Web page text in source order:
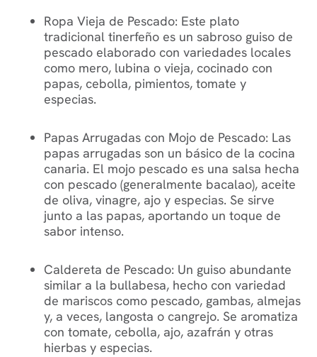
Ropa Vieja de Pescado: Este plato
tradicional tinerfeño es un sabroso guiso de
pescado elaborado con variedades locales
como mero, lubina o vieja, cocinado con
papas, cebolla, pimientos, tomate y
especias.
Papas Arrugadas con Mojo de Pescado: Las
papas arrugadas son un básico de la cocina
canaria. El mojo pescado es una salsa hecha
con pescado (generalmente bacalao), aceite
de oliva, vinagre, ajo y especias. Se sirve
junto a las papas, aportando un toque de
sabor intenso.
Caldereta de Pescado: Un guiso abundante
similar a la bullabesa, hecho con variedad
de mariscos como pescado, gambas, almejas
y, a veces, langosta o cangrejo. Se aromatiza
con tomate, cebolla, ajo, azafrán y otras
hierbas y especias.